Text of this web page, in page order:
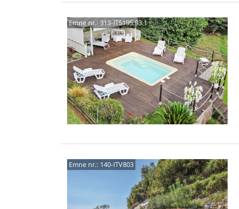
Emne nr.:313-IT5195.93.1
Emne nr.: 140-ITV803